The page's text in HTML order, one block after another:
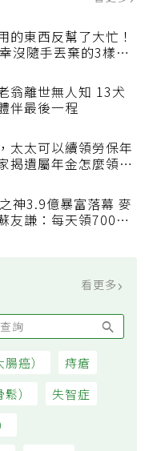
的東西反幫了大忙！
幸沒隨手丟棄的3樣物
翁離世無人知 13犬
伴最後一程
太太可以續領勞保年
神3.9億暴富落幕 麥
蘇友謙：每天領700元